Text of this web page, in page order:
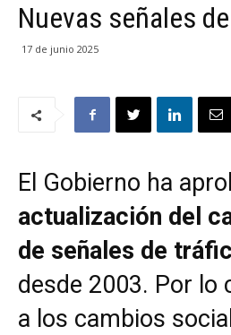
Nuevas señales
17 de junio 2025
El Gobierno ha
actualización del
de señales de
desde 2003. Por lo
a los cambios